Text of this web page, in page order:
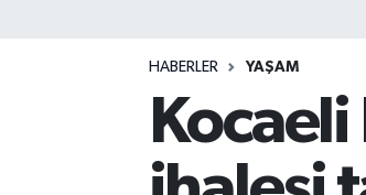
HABERLER YAŞAM